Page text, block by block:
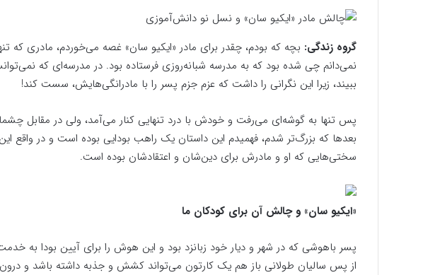
گروه زندگی: بچه که بودم، چقدر برای مادر «ایکیو سان» غصه می‌خوردم، مادری که
نمی‌دانم چی شده بود که به مدرسه شبانه‌روزی فرستاده بود. در مدرسه‌ای که
ببیند، زیرا این نگرانی را داشت که عزم جزم پسر را با مادرانگی‌هایش، سست کند!
پس تنها به گوشه‌ای می‌رفت و خودش با درد تنهایی کنار می‌آمد، ولی در مقابل
بعدها که بزرگ‌تر شدم، فهمیدم این داستان یک راهب بودایی‌ بوده‌ است و در واقع
سختی‌هایی که او و مادرش برای دین‌شان و اعتقادشان بوده است.
«ایکیو سان» و چالش آن برای کودکان ما
پسر باهوشی که در شهر و دیار خود زبانزد بود و این هوش را برای آیین بودا به
از پس سالیان طولانی باز هم یک کارتون می‌تواند کشش و جذبه داشته باشد و